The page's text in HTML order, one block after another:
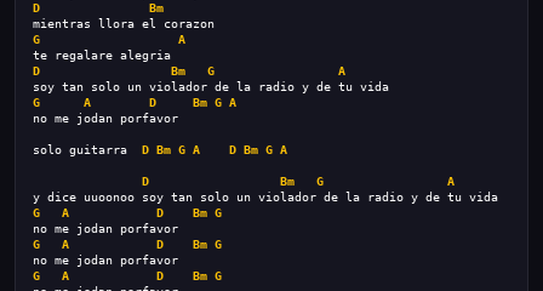
D
Bm
mientras llora el corazon
G
A
te regalare alegria
D
Bm G
A
soy tan solo un violador de la radio y de tu vida
G
A D Bm G A
no me jodan porfavor
solo guitarra D Bm G A D Bm G A
D Bm G
A
y dice uuoonoo soy tan solo un violador de la radio y de tu vida
G
A D Bm G
no me jodan porfavor
G
A D Bm G
no me jodan porfavor
G
A D Bm G